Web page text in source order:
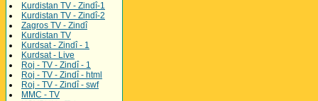
Kurdistan TV - Zindî-1
Kurdistan TV - Zindî-2
Zagros TV - Zindî
Kurdistan TV
Kurdsat - Zindî - 1
Kurdsat - Live
Roj - TV - Zindî - 1
Roj - TV - Zindî - html
Roj - TV - Zindî - swf
MMC - TV